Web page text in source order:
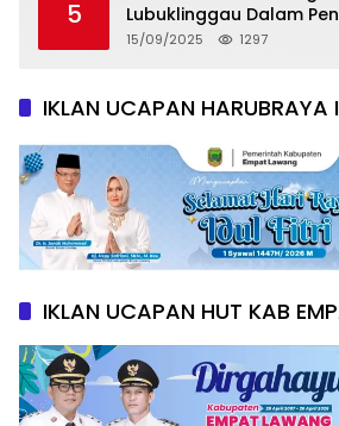
5
Lubuklinggau Dalam
Khusus
15/09/2025 1297
IKLAN UCAPAN HARUBRAYA
IKLAN UCAPAN HUT KAB